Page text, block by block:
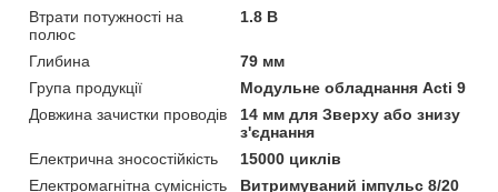
Втрати потужності на
полюс
1.8 В
Глибина
79 мм
Група продукції
Модульне обладнання Acti 9
Довжина зачистки проводів
14 мм для Зверху або знизу
з'єднання
Електрична зносостійкість
15000 циклів
Електромагнітна сумісність
Витримуваний імпульс 8/20